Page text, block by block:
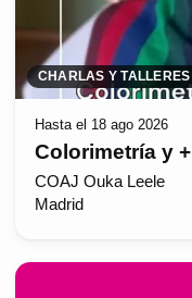
CHARLAS Y TALLERES
Hasta el 18 ago 2026
Colorimetría y +
COAJ Ouka Leele
Madrid